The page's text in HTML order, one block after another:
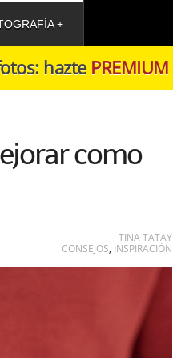
hazte PREMIUM
como
TINA TATAY
CONSEJOS, INSPIRACIÓN